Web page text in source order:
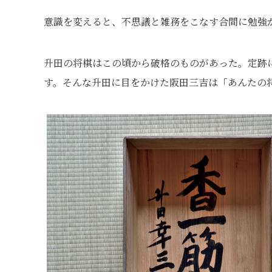
意識を変えると、不思議と雑務をこなす合間に勉
升田の将棋はこの頃から破格のものがあった。定
す。そんな升田に目をかけた阪田三吉は「あんた